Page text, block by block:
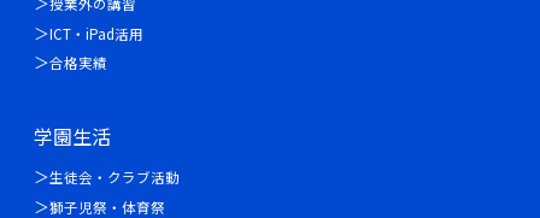
ICT・iPad活用
合格実績
学園生活
生徒会・クラブ活動
獅子児祭・体育祭